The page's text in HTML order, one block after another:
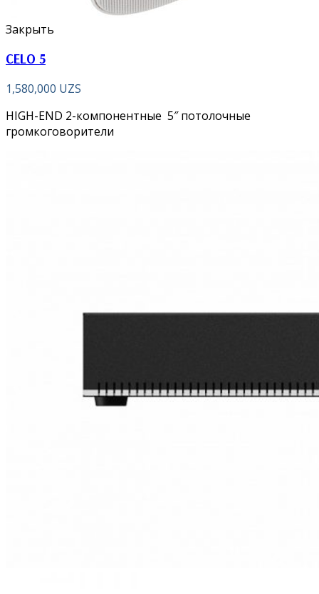
Закрыть
CELO 5
1,580,000 UZS
HIGH-END 2-компонентные 5″ потолочные
громкоговорители